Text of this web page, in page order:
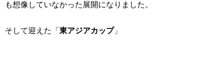
も想像していなかった展開になりました。
そして迎えた「 東アジアカップ」